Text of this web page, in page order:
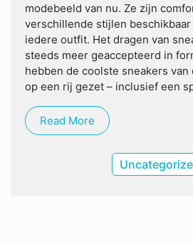
modebeeld van nu. Ze zijn
verschillende stijlen
iedere outfit. Het dragen van
steeds meer geaccepteerd in
hebben de coolste sneakers
op een rij gezet – inclusief een
Read More